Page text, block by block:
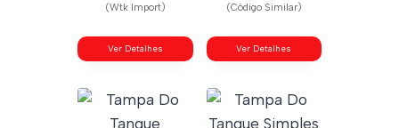
(Wtk Import)
Ver Detalhes
(Código Similar)
Ver Detalhes